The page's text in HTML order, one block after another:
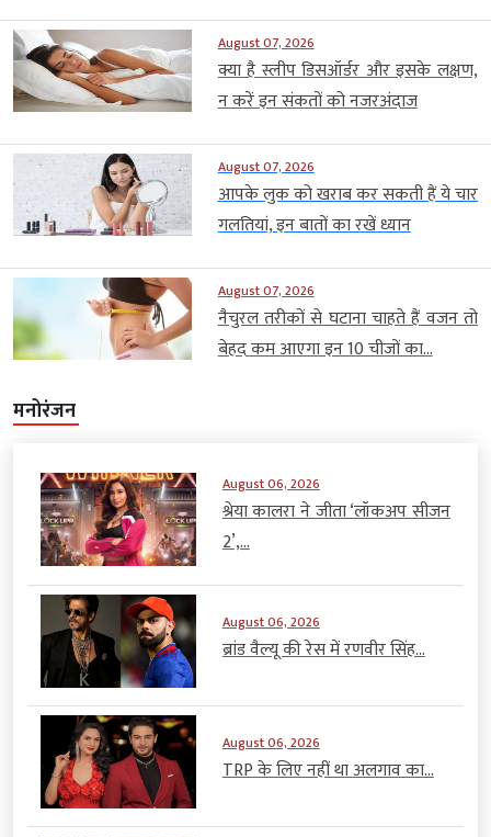
August 07, 2026
क्या है स्लीप डिसऑर्डर और इसके लक्षण,
न करें इन संकतों को नजरअंदाज
August 07, 2026
आपके लुक को खराब कर सकती हैं ये चार
गलतियां, इन बातों का रखें ध्यान
August 07, 2026
नैचुरल तरीकों से घटाना चाहते हैं वजन तो
बेहद कम आएगा इन 10 चीजों का...
मनोरंजन
August 06, 2026
श्रेया कालरा ने जीता ‘लॉकअप सीजन
2’,...
August 06, 2026
ब्रांड वैल्यू की रेस में रणवीर सिंह...
August 06, 2026
TRP के लिए नहीं था अलगाव का...